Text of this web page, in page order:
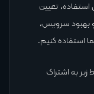
تعیین
و بهبود سرویس،
استفاده کنیم.
به اشتراک